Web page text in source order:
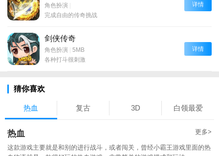
角色扮演 |
完成自由的传奇挑战
详情
剑侠传奇
角色扮演 | 5MB
各种打斗很刺激
详情
猜你喜欢
热血 复古 3D 白领最爱
热血 更多>
这款游戏主要就是和别的进行战斗，或者闯关，曾经小霸王游戏里面的热